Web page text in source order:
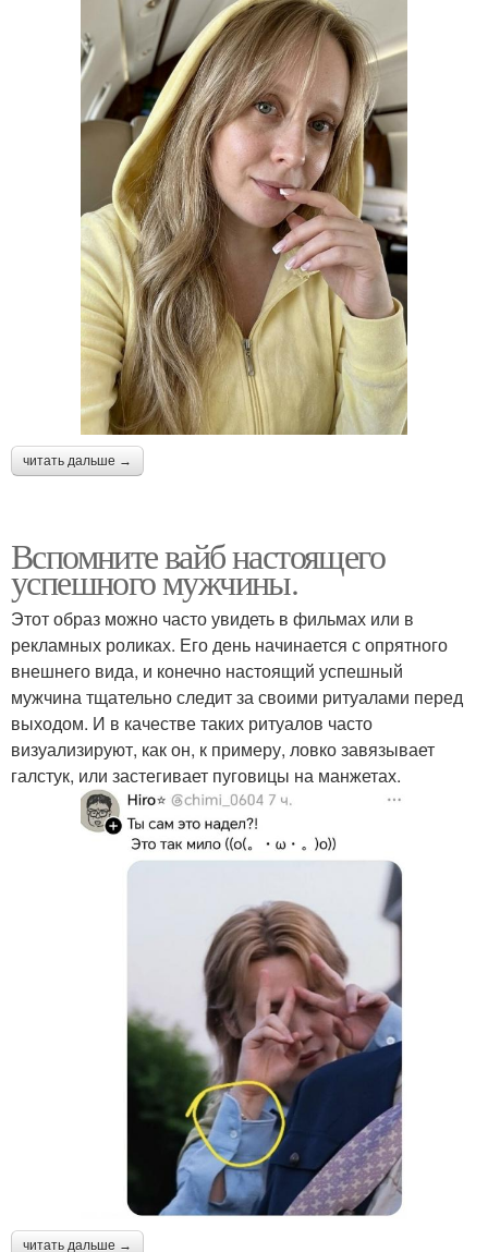
читать дальше →
Вспомните вайб настоящего
успешного мужчины.
Этот образ можно часто увидеть в фильмах или в
рекламных роликах. Его день начинается с опрятного
внешнего вида, и конечно настоящий успешный
мужчина тщательно следит за своими ритуалами перед
выходом. И в качестве таких ритуалов часто
визуализируют, как он, к примеру, ловко завязывает
галстук, или застегивает пуговицы на манжетах.
читать дальше →